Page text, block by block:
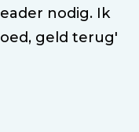
nodig. Ik
geld terug'